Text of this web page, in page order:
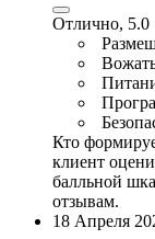
Отлично, 5.0
Кто
клиент
балльной
отзывам.
18 Апреля